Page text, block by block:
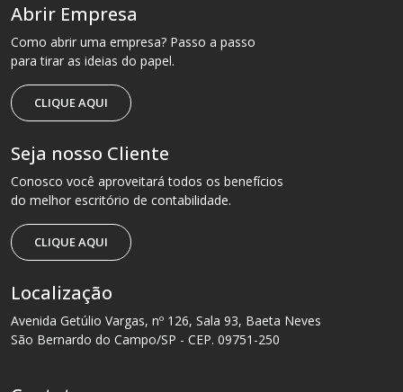
Abrir Empresa
Como abrir uma empresa? Passo a passo
para tirar as ideias do papel.
CLIQUE AQUI
Seja nosso Cliente
Conosco você aproveitará todos os benefícios
do melhor escritório de contabilidade.
CLIQUE AQUI
Localização
Avenida Getúlio Vargas, nº 126, Sala 93, Baeta Neves
São Bernardo do Campo/SP - CEP. 09751-250